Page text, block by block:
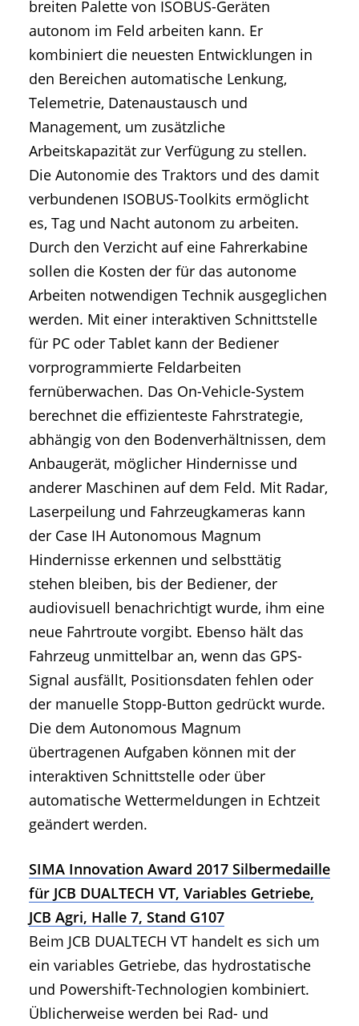
breiten Palette von ISOBUS-Geräten
autonom im Feld arbeiten kann. Er
kombiniert die neuesten Entwicklungen in
den Bereichen automatische Lenkung,
Telemetrie, Datenaustausch und
Management, um zusätzliche
Arbeitskapazität zur Verfügung zu stellen.
Die Autonomie des Traktors und des damit
verbundenen ISOBUS-Toolkits ermöglicht
es, Tag und Nacht autonom zu arbeiten.
Durch den Verzicht auf eine Fahrerkabine
sollen die Kosten der für das autonome
Arbeiten notwendigen Technik ausgeglichen
werden. Mit einer interaktiven Schnittstelle
für PC oder Tablet kann der Bediener
vorprogrammierte Feldarbeiten
fernüberwachen. Das On-Vehicle-System
berechnet die effizienteste Fahrstrategie,
abhängig von den Bodenverhältnissen, dem
Anbaugerät, möglicher Hindernisse und
anderer Maschinen auf dem Feld. Mit Radar,
Laserpeilung und Fahrzeugkameras kann
der Case IH Autonomous Magnum
Hindernisse erkennen und selbsttätig
stehen bleiben, bis der Bediener, der
audiovisuell benachrichtigt wurde, ihm eine
neue Fahrtroute vorgibt. Ebenso hält das
Fahrzeug unmittelbar an, wenn das GPS-
Signal ausfällt, Positionsdaten fehlen oder
der manuelle Stopp-Button gedrückt wurde.
Die dem Autonomous Magnum
übertragenen Aufgaben können mit der
interaktiven Schnittstelle oder über
automatische Wettermeldungen in Echtzeit
geändert werden.
SIMA Innovation Award 2017 Silbermedaille
für JCB DUALTECH VT, Variables Getriebe,
JCB Agri, Halle 7, Stand G107
Beim JCB DUALTECH VT handelt es sich um
ein variables Getriebe, das hydrostatische
und Powershift-Technologien kombiniert.
Üblicherweise werden bei Rad- und